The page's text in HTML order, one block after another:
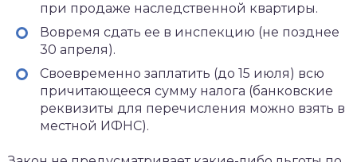
при продаже наследственной квартиры.
Вовремя сдать ее в инспекцию (не позднее
30 апреля).
Своевременно заплатить (до 15 июля) всю
причитающееся сумму налога (банковские
реквизиты для перечисления можно взять в
местной ИФНС).